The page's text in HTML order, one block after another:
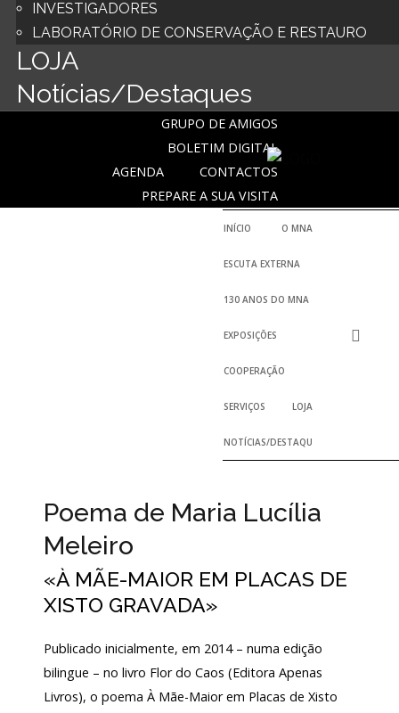
INVESTIGADORES
LABORATÓRIO DE CONSERVAÇÃO E RESTAURO
LOJA
Notícias/Destaques
GRUPO DE AMIGOS
BOLETIM DIGITAL
CONTACTOS
AGENDA
PREPARE A SUA VISITA
INÍCIO O MNA
ESCUTA EXTERNA
130 ANOS DO MNA
EXPOSIÇÕES
COOPERAÇÃO
SERVIÇOS LOJA
NOTÍCIAS/DESTAQUES
Poema de Maria Lucília
Meleiro
«À MÃE-MAIOR EM PLACAS DE
XISTO GRAVADA»
Publicado inicialmente, em 2014 – numa edição
bilingue – no livro Flor do Caos (Editora Apenas
Livros), o poema À Mãe-Maior em Placas de Xisto